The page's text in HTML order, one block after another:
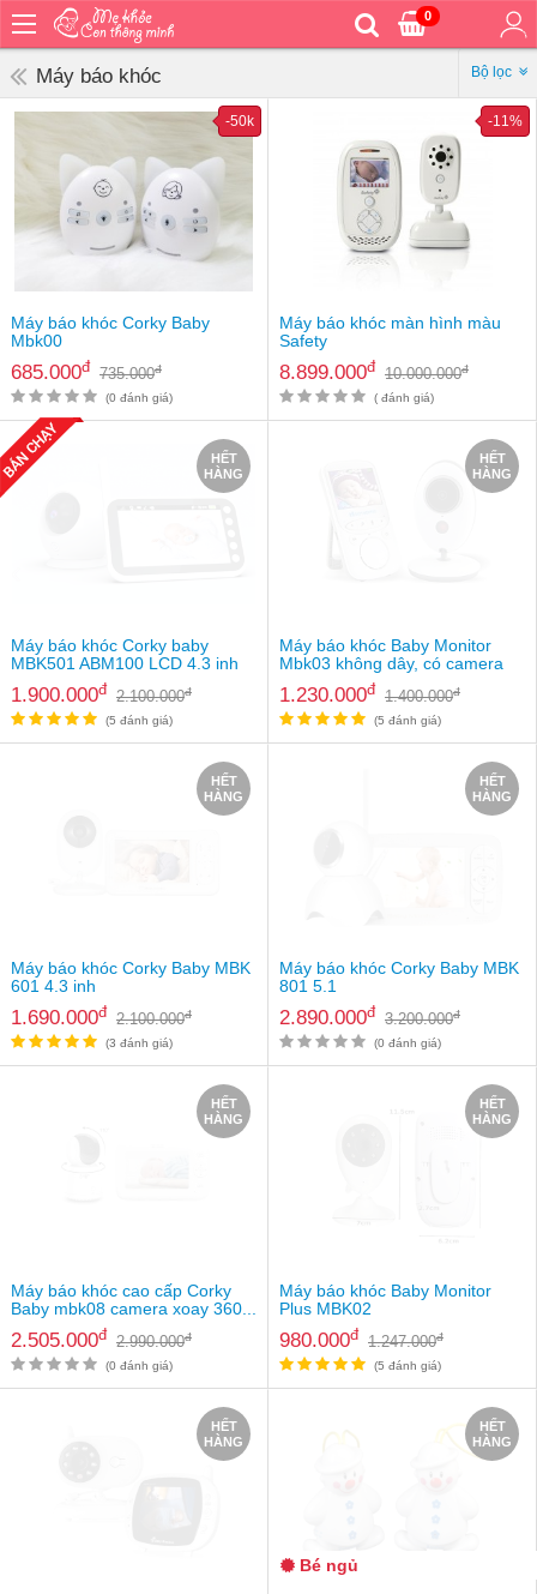
0
Bé
Bé
đi
ra
ngoài
Bé
ngủ
tắm
chơi
mà
học
dùng
nhà
Máy báo khóc Bộ lọc
Máy báo khóc Corky Baby
Mbk00
685.000đ 735.000đ
-50k
(0 đánh giá)
Máy báo khóc màn hình màu
Safety
8.899.000đ 10.000.000đ
-11%
( đánh giá)
Máy báo khóc Corky baby
MBK501 ABM100 LCD 4.3 inh
1.900.000đ 2.100.000đ
(5 đánh giá)
HẾT
HÀNG
Máy báo khóc Baby Monitor
Mbk03 không dây, có camera
1.230.000đ 1.400.000đ
(5 đánh giá)
HẾT
HÀNG
Máy báo khóc Corky Baby MBK
601 4.3 inh
1.690.000đ 2.100.000đ
(3 đánh giá)
HẾT
HÀNG
Máy báo khóc Corky Baby MBK
801 5.1
2.890.000đ 3.200.000đ
(0 đánh giá)
HẾT
HÀNG
Máy báo khóc cao cấp Corky
Baby mbk08 camera xoay 360...
2.505.000đ 2.990.000đ
(0 đánh giá)
HẾT
HÀNG
Máy báo khóc Baby Monitor
Plus MBK02
980.000đ 1.247.000đ
(5 đánh giá)
HẾT
HÀNG
HẾT
HÀNG
HẾT
HÀNG
Bé ngủ